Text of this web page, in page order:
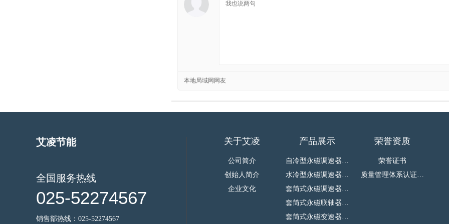
本地局域网网友
艾凌节能
全国服务热线
025-52274567
销售部热线：025-52274567
关于艾凌
公司简介
创始人简介
企业文化
产品展示
自冷型永磁调速器…
水冷型永磁调速器…
套筒式永磁调速器…
套筒式永磁联轴器…
套筒式永磁变速器…
荣誉资质
荣誉证书
质量管理体系认证…